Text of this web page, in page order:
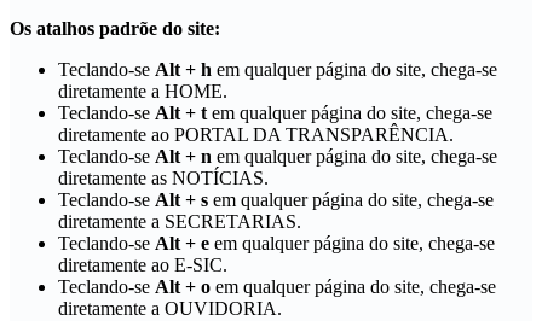
Os atalhos padrõe do site:
Teclando-se Alt + h em qualquer página do site, chega-se
diretamente a HOME.
Teclando-se Alt + t em qualquer página do site, chega-se
diretamente ao PORTAL DA TRANSPARÊNCIA.
Teclando-se Alt + n em qualquer página do site, chega-se
diretamente as NOTÍCIAS.
Teclando-se Alt + s em qualquer página do site, chega-se
diretamente a SECRETARIAS.
Teclando-se Alt + e em qualquer página do site, chega-se
diretamente ao E-SIC.
Teclando-se Alt + o em qualquer página do site, chega-se
diretamente a OUVIDORIA.